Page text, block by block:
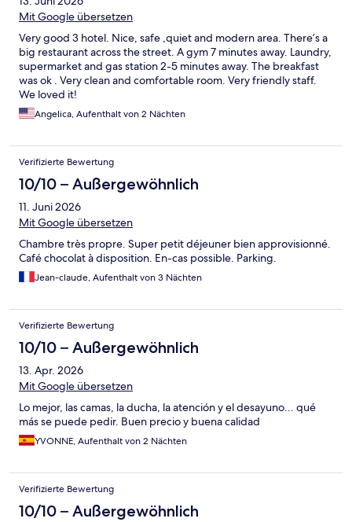
Mit Google übersetzen
Very good 3 hotel. Nice, safe ,quiet and modern area. There’s a
big restaurant across the street. A gym 7 minutes away. Laundry,
supermarket and gas station 2-5 minutes away. The breakfast
was ok . Very clean and comfortable room. Very friendly staff.
We loved it!
Angelica, Aufenthalt von 2 Nächten
Verifizierte Bewertung
10/10 – Außergewöhnlich
11. Juni 2026
Mit Google übersetzen
Chambre très propre. Super petit déjeuner bien approvisionné.
Café chocolat à disposition. En-cas possible. Parking.
Jean-claude, Aufenthalt von 3 Nächten
Verifizierte Bewertung
10/10 – Außergewöhnlich
13. Apr. 2026
Mit Google übersetzen
Lo mejor, las camas, la ducha, la atención y el desayuno... qué
más se puede pedir. Buen precio y buena calidad
YVONNE, Aufenthalt von 2 Nächten
Verifizierte Bewertung
10/10 – Außergewöhnlich